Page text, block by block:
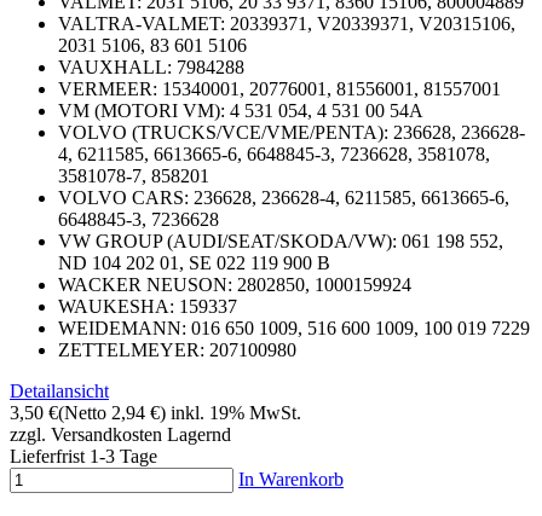
VALTRA-VALMET: 20339371, V20339371, V20315106,
2031 5106, 83 601 5106
VAUXHALL: 7984288
VERMEER: 15340001, 20776001, 81556001, 81557001
VM (MOTORI VM): 4 531 054, 4 531 00 54A
VOLVO (TRUCKS/VCE/VME/PENTA): 236628, 236628-
4, 6211585, 6613665-6, 6648845-3, 7236628, 3581078,
3581078-7, 858201
VOLVO CARS: 236628, 236628-4, 6211585, 6613665-6,
6648845-3, 7236628
VW GROUP (AUDI/SEAT/SKODA/VW): 061 198 552,
ND 104 202 01, SE 022 119 900 B
WACKER NEUSON: 2802850, 1000159924
WAUKESHA: 159337
WEIDEMANN: 016 650 1009, 516 600 1009, 100 019 7229
ZETTELMEYER: 207100980
Detailansicht
3,50 €(Netto 2,94 €) inkl. 19% MwSt.
zzgl. Versandkosten Lagernd
Lieferfrist 1-3 Tage
In Warenkorb